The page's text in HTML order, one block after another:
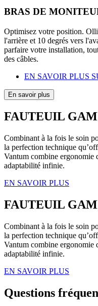
BRAS DE
Optimisez votre position.
l'arrière et 10 degrés vers
parfaire votre installation,
des câbles.
EN SAVOIR PLUS
En savoir plus
FAUTEUIL
Combinant à la fois le soin
la perfection technique
Vantum combine ergonomie
adaptabilité infinie.
EN SAVOIR PLUS
FAUTEUIL
Combinant à la fois le soin
la perfection technique
Vantum combine ergonomie
adaptabilité infinie.
EN SAVOIR PLUS
Questions